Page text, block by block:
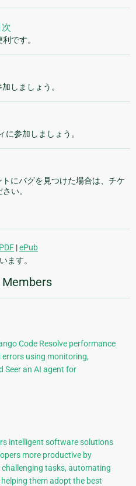
次
です。
しましょう。
に参加しましょう。
にバグを見つけた場合は、チケ
い。
PDF |ePub
ます。
Code Resolve performance
errors using monitoring,
Seer an AI agent for
intelligent software solutions
more productive by
tasks, automating
them adopt the best